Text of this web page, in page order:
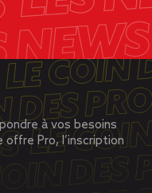
à vos besoins
Pro, l’inscription